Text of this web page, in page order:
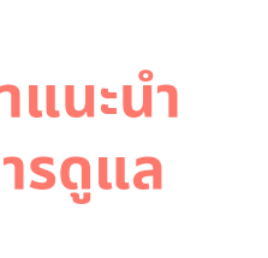
นะนำ
รดูแล